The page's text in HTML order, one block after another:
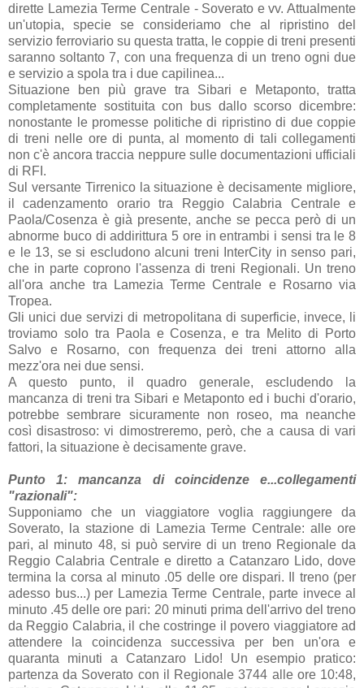
dirette Lamezia Terme Centrale - Soverato e vv. Attualmente
un'utopia, specie se consideriamo che al ripristino del
servizio ferroviario su questa tratta, le coppie di treni presenti
saranno soltanto 7, con una frequenza di un treno ogni due
e servizio a spola tra i due capilinea...
Situazione ben più grave tra Sibari e Metaponto, tratta
completamente sostituita con bus dallo scorso dicembre:
nonostante le promesse politiche di ripristino di due coppie
di treni nelle ore di punta, al momento di tali collegamenti
non c'è ancora traccia neppure sulle documentazioni ufficiali
di RFI.
Sul versante Tirrenico la situazione è decisamente migliore,
il cadenzamento orario tra Reggio Calabria Centrale e
Paola/Cosenza è già presente, anche se pecca però di un
abnorme buco di addirittura 5 ore in entrambi i sensi tra le 8
e le 13, se si escludono alcuni treni InterCity in senso pari,
che in parte coprono l'assenza di treni Regionali. Un treno
all'ora anche tra Lamezia Terme Centrale e Rosarno via
Tropea.
Gli unici due servizi di metropolitana di superficie, invece, li
troviamo solo tra Paola e Cosenza, e tra Melito di Porto
Salvo e Rosarno, con frequenza dei treni attorno alla
mezz'ora nei due sensi.
A questo punto, il quadro generale, escludendo la
mancanza di treni tra Sibari e Metaponto ed i buchi d'orario,
potrebbe sembrare sicuramente non roseo, ma neanche
così disastroso: vi dimostreremo, però, che a causa di vari
fattori, la situazione è decisamente grave.
Punto 1: mancanza di coincidenze e...collegamenti
"razionali":
Supponiamo che un viaggiatore voglia raggiungere da
Soverato, la stazione di Lamezia Terme Centrale: alle ore
pari, al minuto 48, si può servire di un treno Regionale da
Reggio Calabria Centrale e diretto a Catanzaro Lido, dove
termina la corsa al minuto .05 delle ore dispari. Il treno (per
adesso bus...) per Lamezia Terme Centrale, parte invece al
minuto .45 delle ore pari: 20 minuti prima dell'arrivo del treno
da Reggio Calabria, il che costringe il povero viaggiatore ad
attendere la coincidenza successiva per ben un'ora e
quaranta minuti a Catanzaro Lido! Un esempio pratico:
partenza da Soverato con il Regionale 3744 alle ore 10:48,